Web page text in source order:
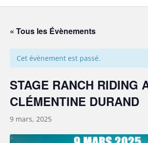
« Tous les Évènements
Cet évènement est passé.
STAGE RANCH RIDING
CLÉMENTINE DURAND
9 mars, 2025